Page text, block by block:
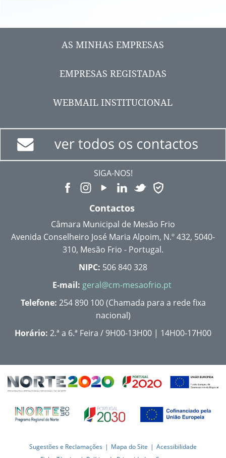
AS MINHAS EMPRESAS
EMPRESAS REGISTADAS
WEBMAIL INSTITUCIONAL
SIGA-NOS!
Contactos
Câmara Municipal de Mesão Frio
Avenida Conselheiro José Maria Alpoim, N.º 432, 5040-
310, Mesão Frio - Portugal.
NIPC: 506 840 328
E-mail: geral@cm-mesaofrio.pt
Telefone: 254 890 100 (Chamada para a rede fixa
nacional)
Horário: 2.ª a 6.ª Feira / 9H00-13H00 | 14H00-17H00
Sugestões e Reclamações Mapa do Site
Acessibilidade